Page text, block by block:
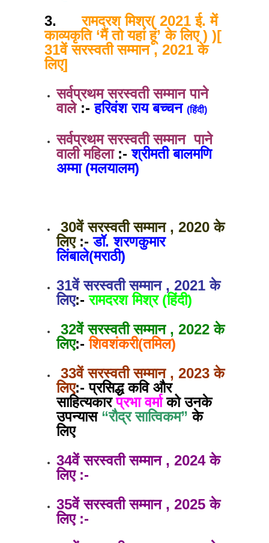
3.रामदरश मिश्र( 2021 ई. में
काव्यकृति ‘मैं तो यहां हूं’ के लिए ) )[
31वें सरस्वती सम्मान , 2021 के
लिए]
सर्वप्रथम सरस्वती सम्मान पाने
वाले:-हरिवंश राय बच्चन (हिंदी)
सर्वप्रथम सरस्वती सम्मान पाने
वाली महिला:- श्रीमती बालमणि
अम्मा (मलयालम)
30वें सरस्वती सम्मान , 2020 के
लिए :-डॉ. शरणकुमार
लिंबाले(मराठी)
31वें सरस्वती सम्मान , 2021 के
लिए:-रामदरश मिश्र (हिंदी)
32वें सरस्वती सम्मान , 2022 के
लिए:- शिवशंकरी(तमिल)
33वें सरस्वती सम्मान , 2023 के
लिए:- प्रसिद्ध कवि और
साहित्यकारप्रभा वर्माको उनके
उपन्यास“रौद्र सात्विकम” के
लिए
34वें सरस्वती सम्मान , 2024 के
लिए :-
35वें सरस्वती सम्मान , 2025 के
लिए :-